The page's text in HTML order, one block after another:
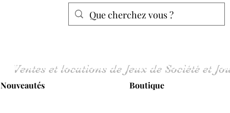
Ventes et locations de Jeux de Société et
Nouveautés Boutique